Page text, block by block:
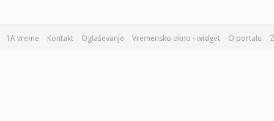
1A vreme Kontakt Oglaševanje Vremensko okno - widget O portalu